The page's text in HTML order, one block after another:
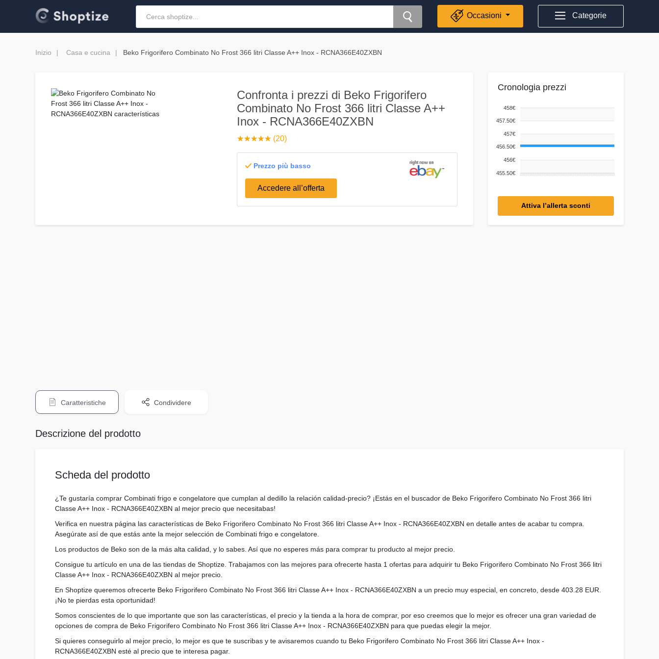
Occasioni Categorie
Inizio Casa e cucina Beko Frigorifero Combinato No Frost 366 litri Classe A++ Inox - RCNA366E40ZXBN
Confronta i prezzi di Beko Frigorifero
Combinato No Frost 366 litri Classe A++
Inox - RCNA366E40ZXBN
☆☆☆☆☆
★★★★★ (20)
Prezzo più basso
Accedere all’offerta
Cronologia prezzi
458€
457.50€
457€
456.50€
456€
455.50€
Attiva l’allerta sconti
Caratteristiche Condividere
Descrizione del prodotto
Scheda del prodotto
¿Te gustaría comprar Combinati frigo e congelatore que cumplan al dedillo la relación calidad-precio? ¡Estás en el buscador de Beko Frigorifero Combinato No Frost 366 litri
Classe A++ Inox - RCNA366E40ZXBN al mejor precio que necesitabas!
Verifica en nuestra página las características de Beko Frigorifero Combinato No Frost 366 litri Classe A++ Inox - RCNA366E40ZXBN en detalle antes de acabar tu compra.
Asegúrate así de que estás ante la mejor selección de Combinati frigo e congelatore.
Los productos de Beko son de la más alta calidad, y lo sabes. Así que no esperes más para comprar tu producto al mejor precio.
Consigue tu artículo en una de las tiendas de Shoptize. Trabajamos con las mejores para ofrecerte hasta 1 ofertas para adquirir tu Beko Frigorifero Combinato No Frost 366 litri
Classe A++ Inox - RCNA366E40ZXBN al mejor precio.
En Shoptize queremos ofrecerte Beko Frigorifero Combinato No Frost 366 litri Classe A++ Inox - RCNA366E40ZXBN a un precio muy especial, en concreto, desde 403.28 EUR.
¡No te pierdas esta oportunidad!
Somos conscientes de lo que importante que son las características, el precio y la tienda a la hora de comprar, por eso creemos que lo mejor es ofrecer una gran variedad de
opciones de compra de Beko Frigorifero Combinato No Frost 366 litri Classe A++ Inox - RCNA366E40ZXBN para que puedas elegir la mejor.
Si quieres conseguirlo al mejor precio, lo mejor es que te suscribas y te avisaremos cuando tu Beko Frigorifero Combinato No Frost 366 litri Classe A++ Inox -
RCNA366E40ZXBN esté al precio que te interesa pagar.